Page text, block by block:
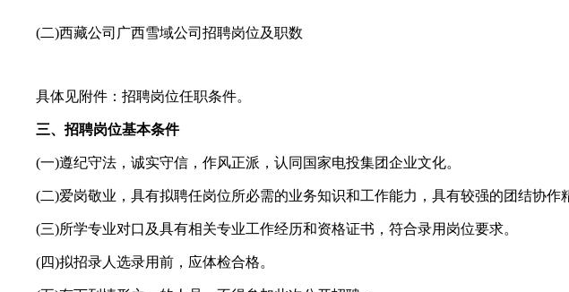
(二)西藏公司广西雪域公司招聘岗位及职数
具体见附件：招聘岗位任职条件。
三、招聘岗位基本条件
(一)遵纪守法，诚实守信，作风正派，认同国家电投集团企业文化。
(二)爱岗敬业，具有拟聘任岗位所必需的业务知识和工作能力，具有较强的团结协作
(三)所学专业对口及具有相关专业工作经历和资格证书，符合录用岗位要求。
(四)拟招录人选录用前，应体检合格。